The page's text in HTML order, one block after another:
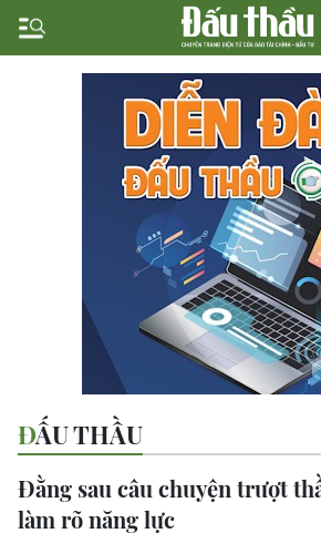
ĐẤU THẦU
Đằng sau câu chuyện trượt
làm rõ năng lực